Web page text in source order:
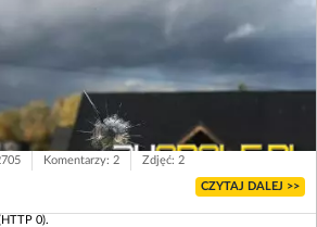
Komentarzy: 2 Zdjęć: 2
CZYTAJ DALEJ >>
0).